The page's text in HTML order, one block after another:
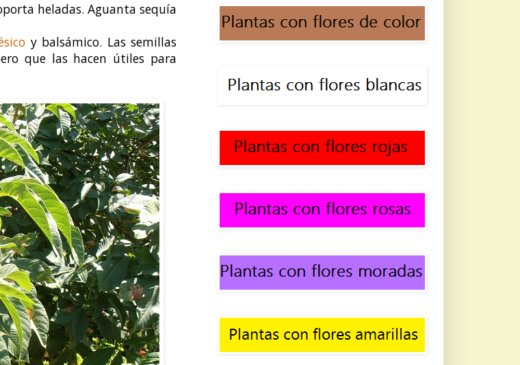
heladas. Aguanta sequía
y balsámico. Las semillas
que las hacen útiles para